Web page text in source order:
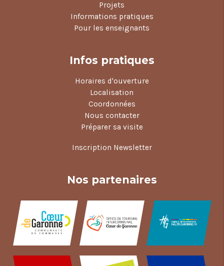
Projets
Informations pratiques
Pour les enseignants
Infos pratiques
Horaires d'ouverture
Localisation
Coordonnées
Nous contacter
Préparer sa visite
Inscription Newsletter
Nos partenaires